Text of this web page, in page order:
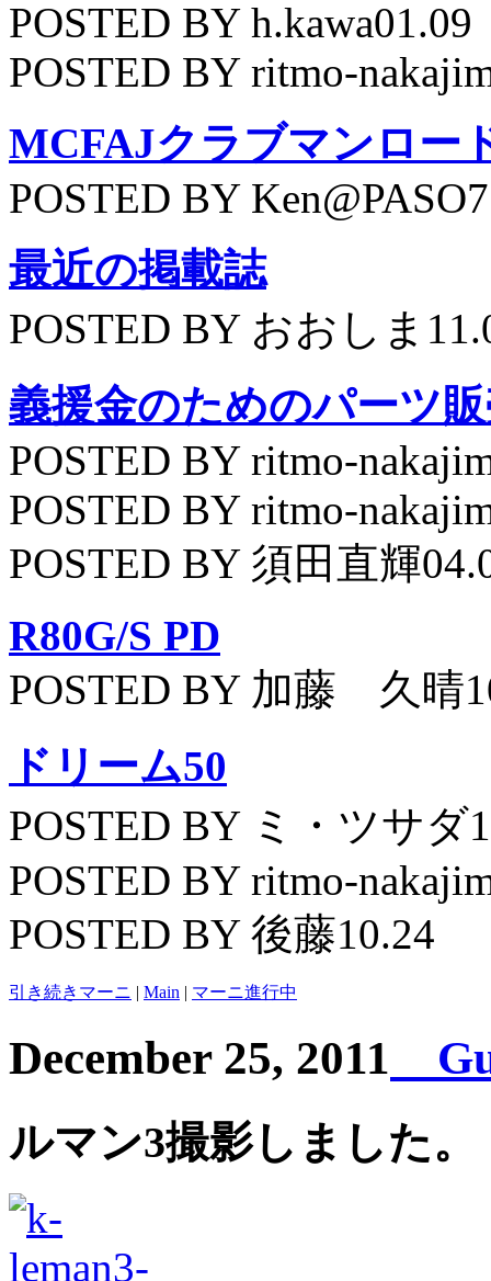
POSTED BY h.kawa01.09
POSTED BY ritmo-
MCFAJクラブマンロー
POSTED BY
最近の掲載誌
POSTED BY おおしま
義援金のためのパーツ
POSTED BY ritmo-
POSTED BY ritmo-
POSTED BY 須田直輝
R80G/S PD
POSTED BY 加藤 久晴
ドリーム50
POSTED BY ミ・ツサダ
POSTED BY ritmo-
POSTED BY 後藤10.24
引き続きマーニ | Main | マーニ進行中
December 25, 2011
ルマン3撮影しました。